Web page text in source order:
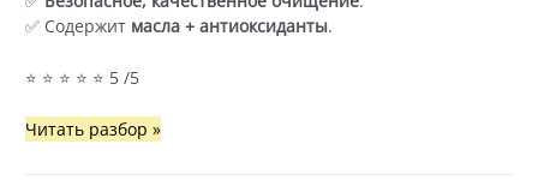
✅ Содержит масла + антиоксиданты.
⭐ ⭐ ⭐ ⭐ ⭐ 5 /5
SOTHYS
Cleansing
Читать разбор »